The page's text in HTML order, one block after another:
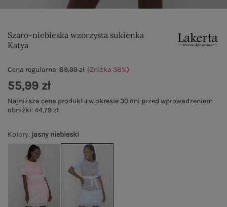
Szaro-niebieska wzorzysta sukienka
Katya
Kolory: jasny niebieski
Cena regularna:89,99 zł (Zniżka 38%)
55,99 zł
Najniższa cena produktu w okresie 30 dni przed wprowadzeniem
obniżki:44,79 zł